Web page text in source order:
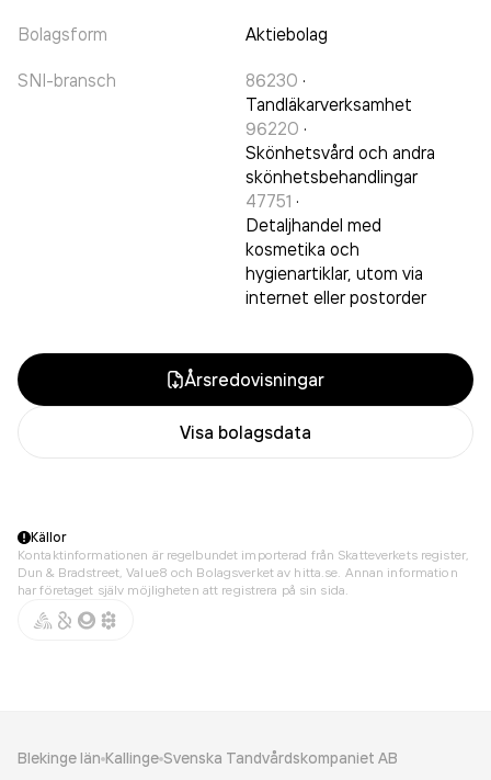
Bolagsform Aktiebolag
SNI-bransch 86230 ·
Tandläkarverksamhet
96220 ·
Skönhetsvård och andra
skönhetsbehandlingar
47751 ·
Detaljhandel med
kosmetika och
hygienartiklar, utom via
internet eller postorder
Årsredovisningar
Visa bolagsdata
Källor
Kontaktinformationen är regelbundet importerad från Skatteverkets register,
Dun & Bradstreet, Value8 och Bolagsverket av hitta.se. Annan information
har företaget själv möjligheten att registrera på sin sida.
Blekinge län Kallinge Svenska Tandvårdskompaniet AB